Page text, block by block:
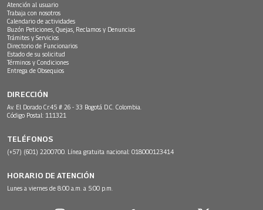
Atención al usuario
Trabaja con nosotros
Calendario de actividades
Buzón Peticiones, Quejas, Reclamos y Denuncias
Trámites y Servicios
Directorio de Funcionarios
Estado de su solicitud
Términos y Condiciones
Entrega de Obsequios
DIRECCIÓN
Av. El Dorado Cr.45 # 26 - 33 Bogotá D.C. Colombia.
Código Postal: 111321
TELÉFONOS
(+57) (601) 2200700. Línea gratuita nacional: 018000123414
HORARIO DE ATENCIÓN
Lunes a viernes de 8:00 a.m. a 5:00 p.m.